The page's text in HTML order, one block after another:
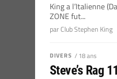
King a l’Italienne
ZONE fut...
par Club Stephen King
DIVERS / 18 ans
Steve’s Rag